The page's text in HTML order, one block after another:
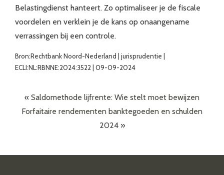
Belastingdienst hanteert. Zo optimaliseer je de fiscale
voordelen en verklein je de kans op onaangename
verrassingen bij een controle.
Bron:Rechtbank Noord-Nederland | jurisprudentie |
ECLI:NL:RBNNE:2024:3522 | 09-09-2024
« Saldomethode lijfrente: Wie stelt moet bewijzen
Forfaitaire rendementen banktegoeden en schulden
2024»